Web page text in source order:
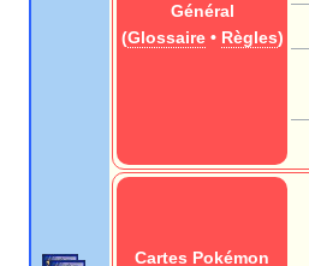
Général
(Glossaire• Règles)
Cartes Pokémon